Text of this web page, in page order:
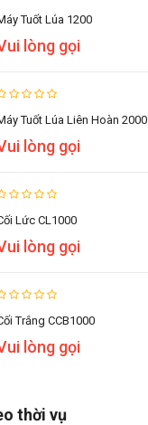
Tuốt Lúa 1200
lòng gọi
Tuốt Lúa Liên Hoàn 2000
lòng gọi
Lức CL1000
lòng gọi
Trắng CCB1000
lòng gọi
thời vụ